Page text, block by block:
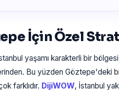
İçin Özel
yaşamı karakterli bir
Bu yüzden Göztepe'deki
farklıdır. DijiWOW, İstanbul